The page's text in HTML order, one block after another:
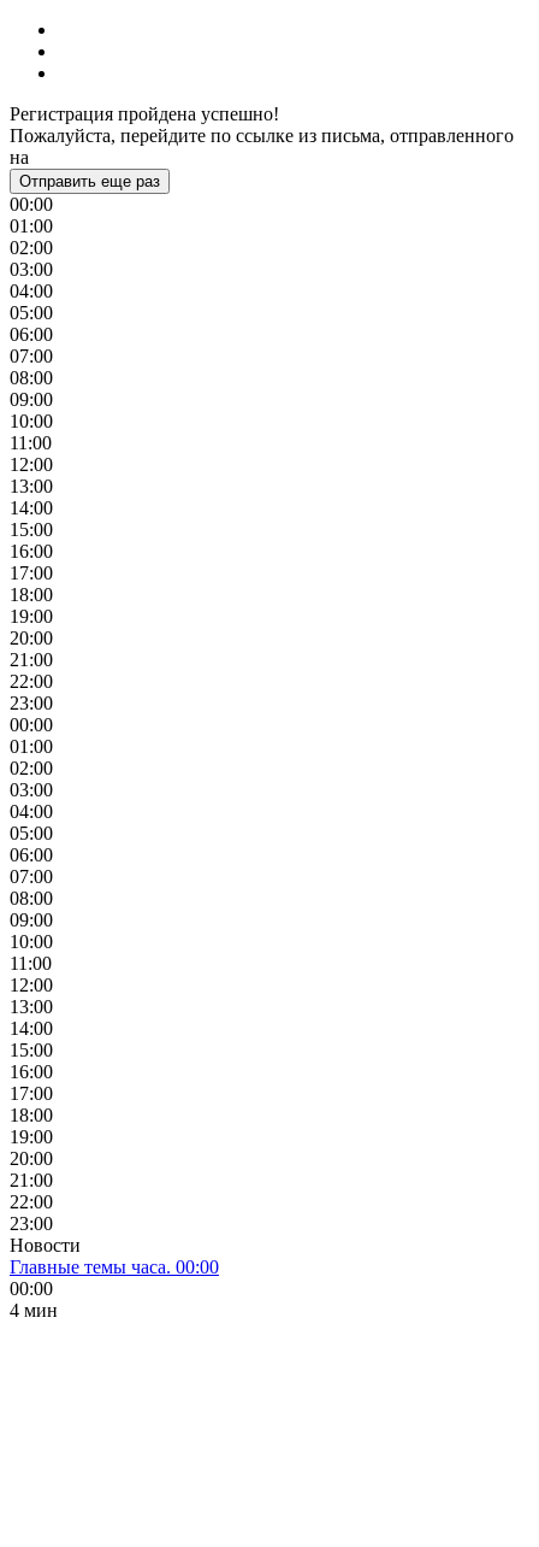
Регистрация пройдена успешно!
Пожалуйста, перейдите по ссылке из письма, отправленного
на
Отправить еще раз
00:00
01:00
02:00
03:00
04:00
05:00
06:00
07:00
08:00
09:00
10:00
11:00
12:00
13:00
14:00
15:00
16:00
17:00
18:00
19:00
20:00
21:00
22:00
23:00
00:00
01:00
02:00
03:00
04:00
05:00
06:00
07:00
08:00
09:00
10:00
11:00
12:00
13:00
14:00
15:00
16:00
17:00
18:00
19:00
20:00
21:00
22:00
23:00
Новости
Главные темы часа. 00:00
00:00
4 мин